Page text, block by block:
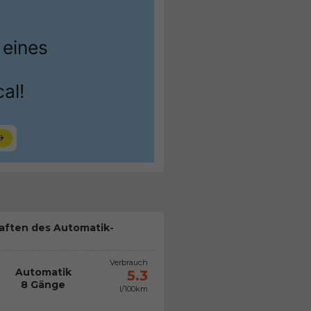
des Automatik-
Automatik
8 Gänge
Verbrauch
5.3
l/100km